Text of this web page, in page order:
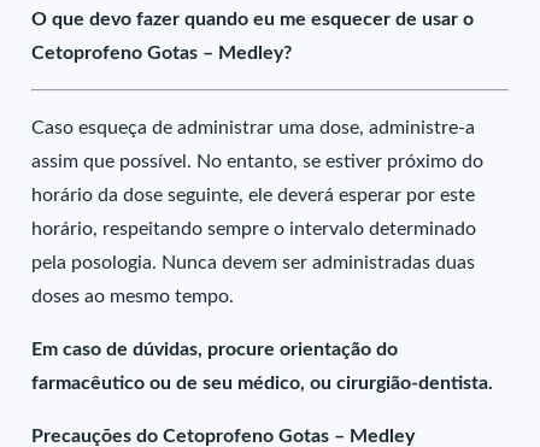
O que devo fazer quando eu me esquecer de usar o
Cetoprofeno Gotas – Medley?
Caso esqueça de administrar uma dose, administre-a
assim que possível. No entanto, se estiver próximo do
horário da dose seguinte, ele deverá esperar por este
horário, respeitando sempre o intervalo determinado
pela posologia. Nunca devem ser administradas duas
doses ao mesmo tempo.
Em caso de dúvidas, procure orientação do
farmacêutico ou de seu médico, ou cirurgião-dentista.
Precauções do Cetoprofeno Gotas – Medley